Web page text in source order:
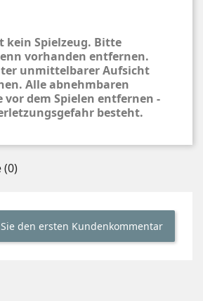
kein Spielzeug. Bitte
vorhanden entfernen.
unmittelbarer Aufsicht
Alle abnehmbaren
dem Spielen entfernen -
besteht.
den ersten Kundenkommentar